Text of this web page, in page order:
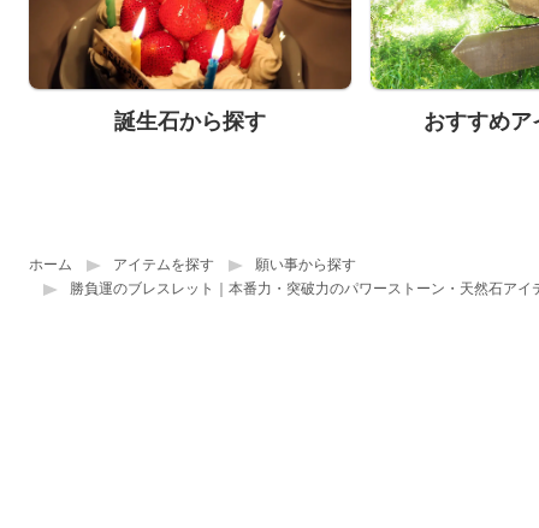
誕生石から探す おすすめア
ホーム アイテムを探す
願い事から探す
勝負運のブレスレット｜本番力・突破力のパワーストーン・天然石アイ